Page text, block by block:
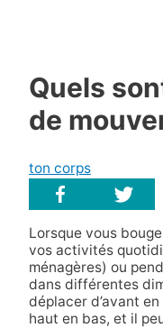
Quels
de
ton corps
Lorsque vous
vos activités
ménagères) ou
dans différentes
déplacer d’avant en
haut en bas, et il